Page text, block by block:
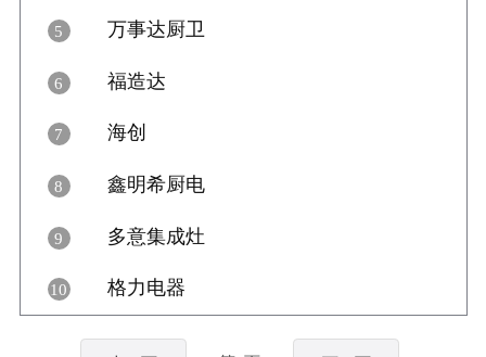
7 
5 万事达厨卫
17
6 福造达
13
7 海创
19 
8 鑫明希厨电
19 
9 多意集成灶
12
10 格力电器
10